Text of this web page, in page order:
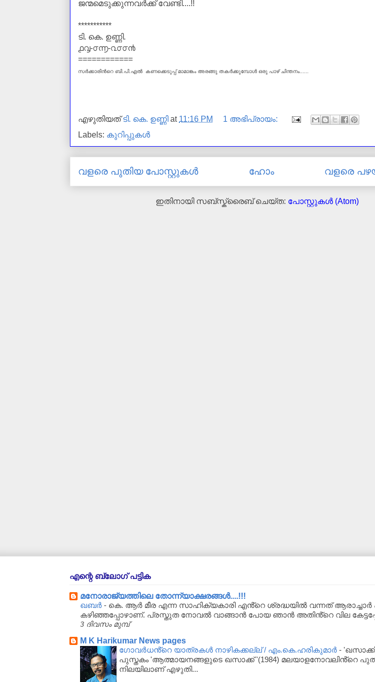
ജന്മമെടുക്കുന്നവര്‍ക്ക് വേണ്ടി....!!
***********
ടി. കെ. ഉണ്ണി.
൧൮-൦൬-൨൦൦൯
============
സര്‍ക്കാരിന്‍റെ ബി.പി.എല്‍ കണക്കെടുപ്പ്മാമാങ്കം അരങ്ങു തകര്‍ക്കുമ്പോള്‍ ഒരു പാഴ് ചിന്തനം......
എഴുതിയത്ടി. കെ. ഉണ്ണി at 11:16 PM
1 അഭിപ്രായം:
Labels: കുറിപ്പുകള്‍
വളരെ പുതിയ പോസ്റ്റുകള്‍ വളരെ
ഹോം
ഇതിനായി സബ്‌സ്ക്രൈബ് ചെയ്ത: പോസ്റ്റുകള്‍ (Atom)
എന്റെ ബ്ലോഗ് പട്ടിക
മനോരാജ്യത്തിലെ തോന്ന്യാക്ഷരങ്ങള്‍....!!!
ഖബർ - കെ. ആർ മീര എന്ന സാഹിക്യകാരി എൻ്റെ ശ്രദ്ധയിൽ വന്നത്
കഴിഞ്ഞപ്പോഴാണ്. പ്രസ്തുത നോവൽ വാങ്ങാൻ പോയ ഞാൻ അതിൻ്റെ വില
3 ദിവസം മുമ്പ്
M K Harikumar News pages
ഗോവർധൻ്റെ യാത്രകൾ നാഴികക്കല്ല് / എം.കെ.ഹരികുമാർ -
പുസ്തകം 'ആത്മായനങ്ങളുടെ ഖസാക്ക് '(1984) മലയാളനോവലിൻ്റെ
നിലയിലാണ് എഴുതി...